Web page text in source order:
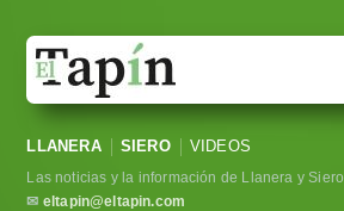
Sociedad
Política
LLANERA SIERO VIDEOS
Las noticias y la información de Llanera y Siero
✉ eltapin@eltapin.com